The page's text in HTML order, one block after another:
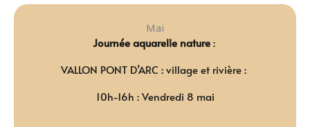
Mai
Journée aquarelle nature:
VALLON PONT D’ARC : village et rivière :
10h-16h : Vendredi 8 mai